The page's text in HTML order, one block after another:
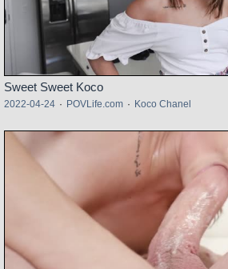
Sweet Sweet Koco
2022-04-24 · POVLife.com · Koco Chanel